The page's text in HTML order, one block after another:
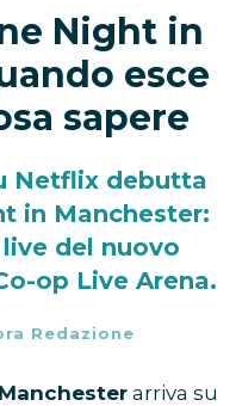
Night in
esce
sapere
Netflix debutta
in Manchester:
del nuovo
op Live Arena.
Redazione
arriva su